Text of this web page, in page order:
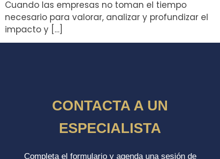
Cuando las empresas no toman el tiempo
necesario para valorar, analizar y profundizar el
impacto y […]
CONTACTA A UN
ESPECIALISTA
Completa el formulario y agenda una sesión de